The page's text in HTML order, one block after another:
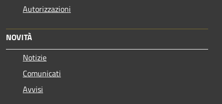
Autorizzazioni
NOVITÀ
Notizie
Comunicati
Avvisi